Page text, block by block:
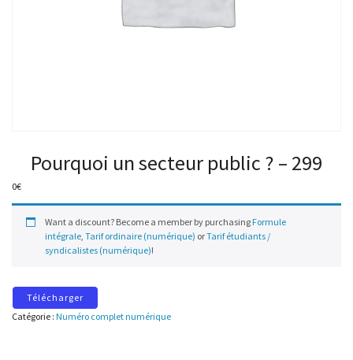
Pourquoi un secteur public ? – 299
0€
Want a discount? Become a member by purchasing Formule
intégrale, Tarif ordinaire (numérique) orTarif étudiants /
syndicalistes (numérique)!
Télécharger
Catégorie : Numéro complet numérique